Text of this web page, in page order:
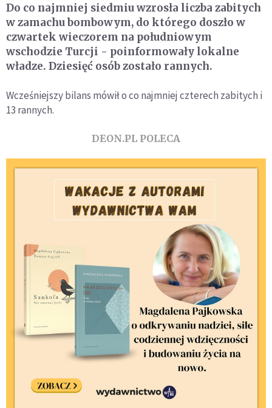
Do co najmniej siedmiu wzrosła liczba zabitych
w zamachu bombowym, do którego doszło w
czwartek wieczorem na południowym
wschodzie Turcji - poinformowały lokalne
władze. Dziesięć osób zostało rannych.
Wcześniejszy bilans mówił o co najmniej czterech zabitych i
13 rannych.
DEON.PL POLECA